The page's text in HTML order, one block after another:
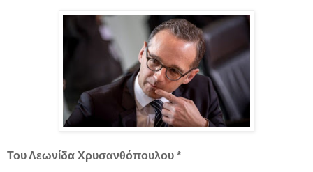
Του Λεωνίδα Χρυσανθόπουλου *